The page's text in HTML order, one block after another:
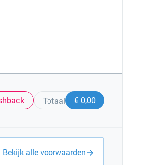
Totaal € 0,00
Bekijk alle voorwaarden